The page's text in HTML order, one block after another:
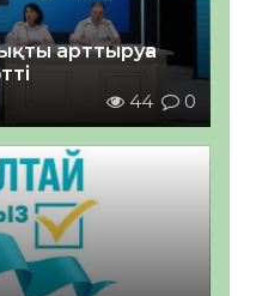
арттыруға
44 0